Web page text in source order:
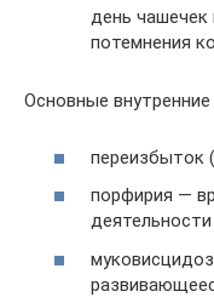
день чашечек
потемнения
Основные
переизбыток
порфирия —